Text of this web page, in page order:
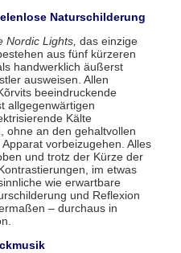
Naturschilderung
Nordic Lights, das einzige
aus fünf kürzeren
handwerklich äußerst
ausweisen. Allen
beeindruckende
allgegenwärtigen
Kälte
ohne an den gehaltvollen
vorbeizugehen. Alles
und trotz der Kürze der
im etwas
wie erwartbare
und Reflexion
– durchaus in